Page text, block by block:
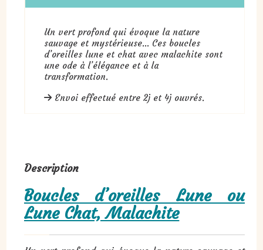
Un vert profond qui évoque la nature
sauvage et mystérieuse… Ces boucles
d’oreilles lune et chat avec malachite sont
une ode à l’élégance et à la
transformation.
Envoi effectué entre 2j et 4j ouvrés.
Description
Boucles d’oreilles Lune ou
Lune Chat, Malachite